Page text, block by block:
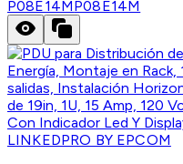
P08E14MP08E14M
LINKEDPRO BY EPCOM